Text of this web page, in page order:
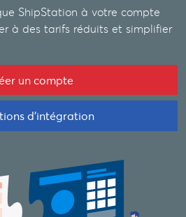
ShipStation à votre compte
à des tarifs réduits et simplifier
un compte
d'intégration